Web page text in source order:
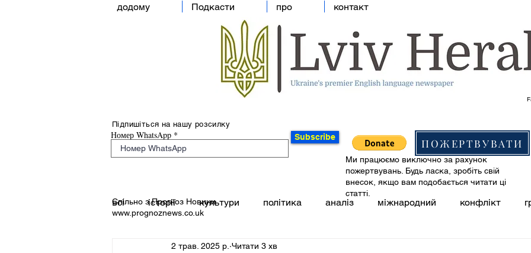
додому Подкасти про контакт
Підпишіться на нашу розсилку
Номер WhatsApp Subscribe ПОЖЕРТВУВАТИ
Спільно з Прогноз Новини
www.prognoznews.co.uk
Ми працюємо виключно за рахунок
пожертвувань. Будь ласка, зробіть свій
внесок, якщо вам подобається читати ці
статті.
всі історії культури політика аналіз міжнародний конфлікт
2 трав. 2025 р. Читати 3 хв